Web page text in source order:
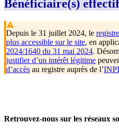
Bénéficiaire(s)
Depuis le 31 juillet 2024, le
plus accessible sur le site, en
2024/1640 du 31 mai 2024.
justifier d’un intérêt légitime
d’accès au registre auprès de l’INPI
Retrouvez-nous sur les réseaux